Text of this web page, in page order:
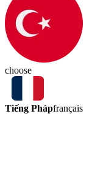
choose
Tiếng Phápfrançais